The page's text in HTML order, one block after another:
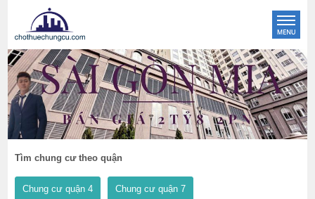
Tìm chung cư theo quận
Chung cư quận 4 Chung cư quận 7